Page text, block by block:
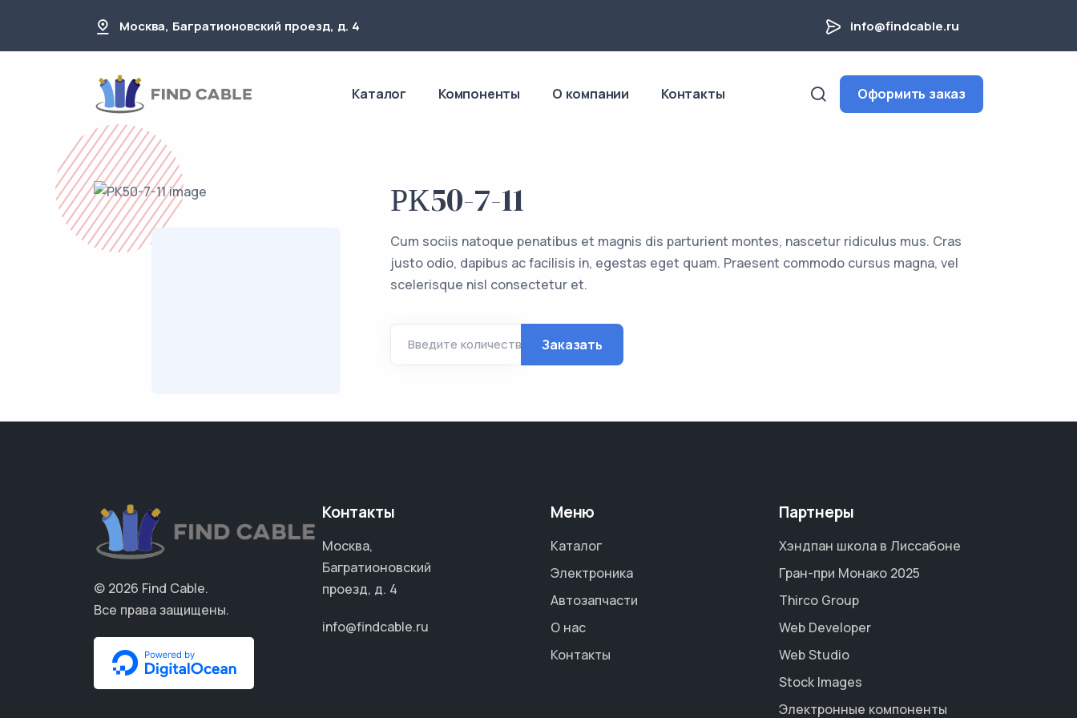
Москва, Багратионовский проезд, д. 4 info@findcable.ru
Каталог Компоненты О компании Контакты Оформить заказ
РК50-7-11
Cum sociis natoque penatibus et magnis dis parturient montes, nascetur ridiculus mus. Cras
justo odio, dapibus ac facilisis in, egestas eget quam. Praesent commodo cursus magna, vel
scelerisque nisl consectetur et.
Введите количество Заказать
© 2026 Find Cable.
Все права защищены.
Контакты
Москва,
Багратионовский
проезд, д. 4
info@findcable.ru
Меню
Каталог
Электроника
Автозапчасти
О нас
Контакты
Партнеры
Хэндпан школа в Лиссабоне
Гран-при Монако 2025
Thirco Group
Web Developer
Web Studio
Stock Images
Электронные компоненты